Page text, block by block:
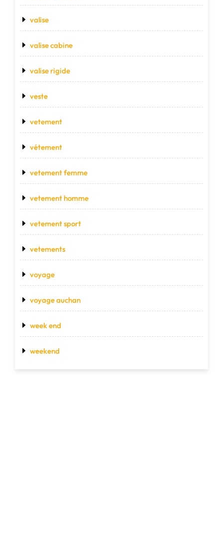
valise
valise cabine
valise rigide
veste
vetement
vétement
vetement femme
vetement homme
vetement sport
vetements
voyage
voyage auchan
week end
weekend